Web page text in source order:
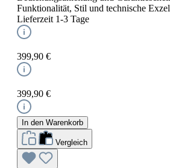
Funktionalität, Stil und technische
Lieferzeit 1-3 Tage
399,90 €
399,90 €
In den Warenkorb
Vergleich